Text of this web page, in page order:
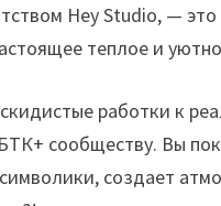
Hey Studio, —
теплое и
работки к
сообществу. Вы
создает